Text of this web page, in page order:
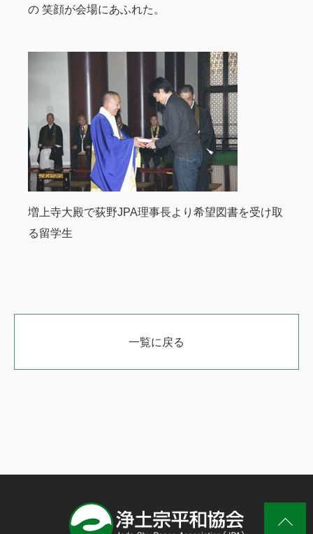
の 笑顔が会場にあふれた。
増上寺大殿で荻野JPA理事長より希望図書を受け取
る留学生
一覧に戻る